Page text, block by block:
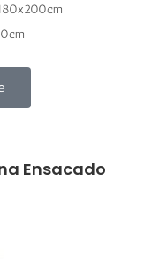
Ensacado